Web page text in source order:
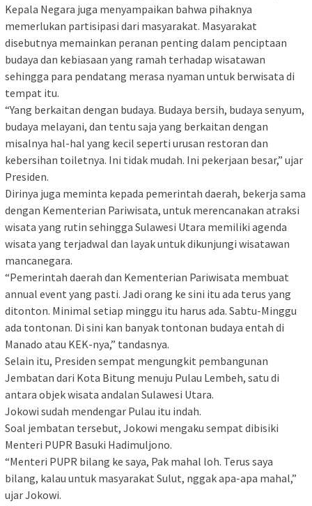
Kepala Negara juga menyampaikan bahwa pihaknya
memerlukan partisipasi dari masyarakat. Masyarakat
disebutnya memainkan peranan penting dalam penciptaan
budaya dan kebiasaan yang ramah terhadap wisatawan
sehingga para pendatang merasa nyaman untuk berwisata di
tempat itu.
“Yang berkaitan dengan budaya. Budaya bersih, budaya senyum,
budaya melayani, dan tentu saja yang berkaitan dengan
misalnya hal-hal yang kecil seperti urusan restoran dan
kebersihan toiletnya. Ini tidak mudah. Ini pekerjaan besar,” ujar
Presiden.
Dirinya juga meminta kepada pemerintah daerah, bekerja sama
dengan Kementerian Pariwisata, untuk merencanakan atraksi
wisata yang rutin sehingga Sulawesi Utara memiliki agenda
wisata yang terjadwal dan layak untuk dikunjungi wisatawan
mancanegara.
“Pemerintah daerah dan Kementerian Pariwisata membuat
annual event yang pasti. Jadi orang ke sini itu ada terus yang
ditonton. Minimal setiap minggu itu harus ada. Sabtu-Minggu
ada tontonan. Di sini kan banyak tontonan budaya entah di
Manado atau KEK-nya,” tandasnya.
Selain itu, Presiden sempat mengungkit pembangunan
Jembatan dari Kota Bitung menuju Pulau Lembeh, satu di
antara objek wisata andalan Sulawesi Utara.
Jokowi sudah mendengar Pulau itu indah.
Soal jembatan tersebut, Jokowi mengaku sempat dibisiki
Menteri PUPR Basuki Hadimuljono.
“Menteri PUPR bilang ke saya, Pak mahal loh. Terus saya
bilang, kalau untuk masyarakat Sulut, nggak apa-apa mahal,”
ujar Jokowi.